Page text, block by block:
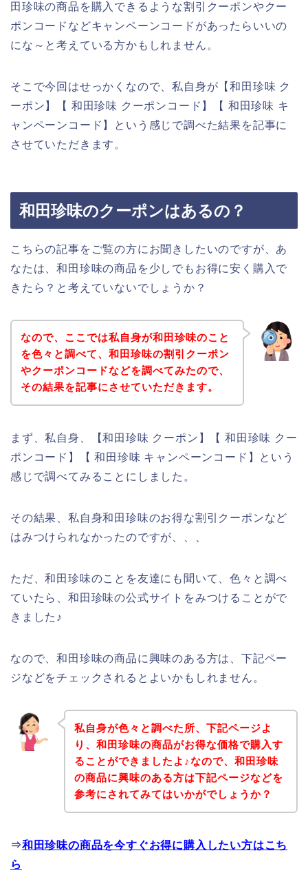
田珍味の商品を購入できるような割引クーポンやクー
ポンコードなどキャンペーンコードがあったらいいの
にな～と考えている方かもしれません。
そこで今回はせっかくなので、私自身が【和田珍味 ク
ーポン】【 和田珍味 クーポンコード】【 和田珍味 キ
ャンペーンコード】という感じで調べた結果を記事に
させていただきます。
和田珍味のクーポンはあるの？
こちらの記事をご覧の方にお聞きしたいのですが、あ
なたは、和田珍味の商品を少しでもお得に安く購入で
きたら？と考えていないでしょうか？
なので、ここでは私自身が和田珍味のこと
を色々と調べて、和田珍味の割引クーポン
やクーポンコードなどを調べてみたので、
その結果を記事にさせていただきます。
まず、私自身、【和田珍味 クーポン】【 和田珍味 クー
ポンコード】【 和田珍味 キャンペーンコード】という
感じで調べてみることにしました。
その結果、私自身和田珍味のお得な割引クーポンなど
はみつけられなかったのですが、、、
ただ、和田珍味のことを友達にも聞いて、色々と調べ
ていたら、和田珍味の公式サイトをみつけることがで
きました♪
なので、和田珍味の商品に興味のある方は、下記ペー
ジなどをチェックされるとよいかもしれません。
私自身が色々と調べた所、下記ページよ
り、和田珍味の商品がお得な価格で購入す
ることができましたよ♪なので、和田珍味
の商品に興味のある方は下記ページなどを
参考にされてみてはいかがでしょうか？
⇒和田珍味の商品を今すぐお得に購入したい方はこち
ら